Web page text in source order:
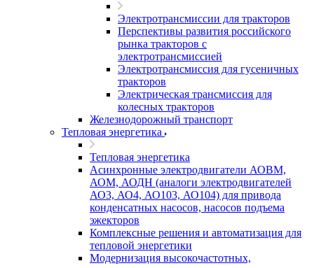
Электротрансмиссии для тракторов
Перспективы развития российского
рынка тракторов с
электротрансмиссией
Электротрансмиссия для гусеничных
тракторов
Электрическая трансмиссия для
колесных тракторов
Железнодорожный транспорт
Тепловая энергетика
Тепловая энергетика
Асинхронные электродвигатели АОВМ,
АОМ, АОДН (аналоги электродвигателей
АО3, АО4, АО103, АО104) для привода
конденсатных насосов, насосов подъема
эжекторов
Комплексные решения и автоматизация для
тепловой энергетики
Модернизация высокочастотных,